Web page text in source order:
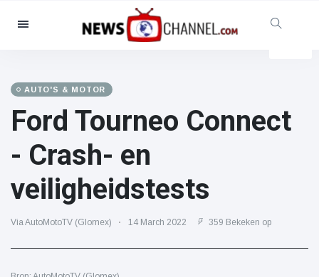
Categorieën
Maatschappelijk & Leuk
Bioscoop & TV
(81)
Beroemdheden
Mode & Schoonheid
(122)
Auto's & Motor
Eten & drinken
AUTO'S & MOTOR
Ford Tourneo Connect
- Crash- en
veiligheidstests
Via AutoMotoTV (Glomex) 14 March 2022 359 Bekeken op